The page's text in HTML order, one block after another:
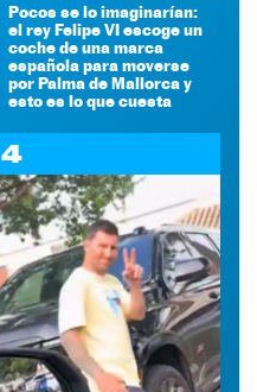
Pocos se lo imaginarían:
el rey Felipe VI escoge un
coche de una marca
española para moverse
por Palma de Mallorca y
esto es lo que cuesta
4